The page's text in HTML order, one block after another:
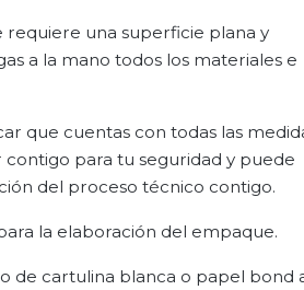
requiere una superficie plana y
a la mano todos los materiales e
que cuentas con todas las
para tu seguridad y puede
del proceso técnico contigo.
la elaboración del empaque.
de cartulina blanca o papel bond